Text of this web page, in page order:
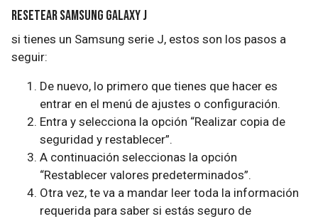
Resetear Samsung Galaxy J
si tienes un Samsung serie J, estos son los pasos a
seguir:
De nuevo, lo primero que tienes que hacer es
entrar en el menú de ajustes o configuración.
Entra y selecciona la opción “Realizar copia de
seguridad y restablecer”.
A continuación seleccionas la opción
“Restablecer valores predeterminados”.
Otra vez, te va a mandar leer toda la información
requerida para saber si estás seguro de